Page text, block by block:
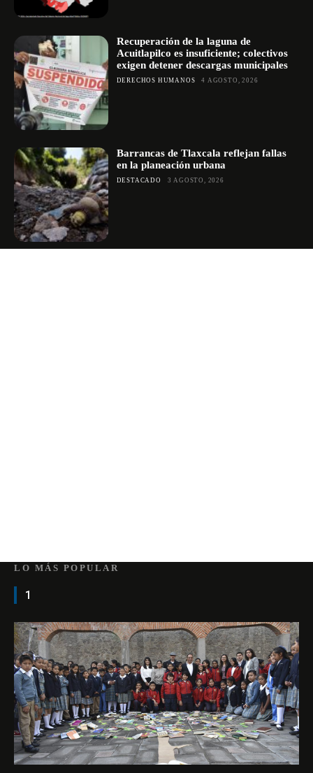
Recuperación de la laguna de
Acuitlapilco es insuficiente; colectivos
exigen detener descargas municipales
DERECHOS HUMANOS 4 AGOSTO, 2026
Barrancas de Tlaxcala reflejan fallas
en la planeación urbana
DESTACADO 3 AGOSTO, 2026
LO MÁS POPULAR
1